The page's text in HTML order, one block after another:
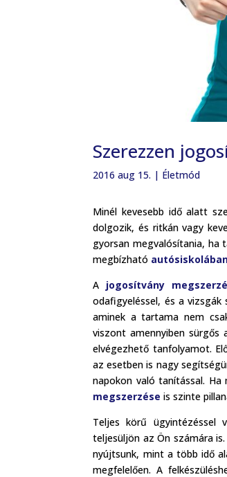
Szerezzen
2016 aug 15. | Életmód
Minél kevesebb idő alatt
dolgozik, és ritkán vagy
gyorsan megvalósítania, ha
megbízható
A jogosítvány
odafigyeléssel, és a vizsgák
aminek a tartama nem
viszont amennyiben sürgős
elvégezhető tanfolyamot.
az esetben is nagy
napokon való tanítással. Ha
megszerzése is szinte
Teljes körű ügyintézéssel
teljesüljön az Ön számára
nyújtsunk, mint a több idő
megfelelően. A